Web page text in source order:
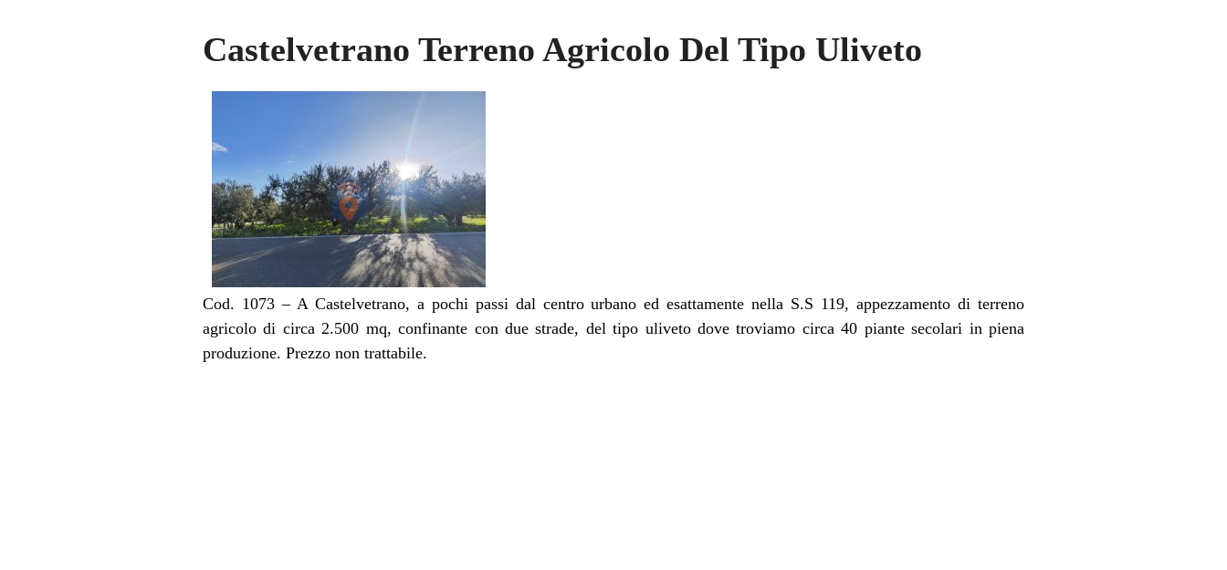
Castelvetrano Terreno Agricolo Del Tipo Uliveto
Cod. 1073 – A Castelvetrano, a pochi passi dal centro urbano ed esattamente nella S.S 119, appezzamento di terreno
agricolo di circa 2.500 mq, confinante con due strade, del tipo uliveto dove troviamo circa 40 piante secolari in piena
produzione. Prezzo non trattabile.